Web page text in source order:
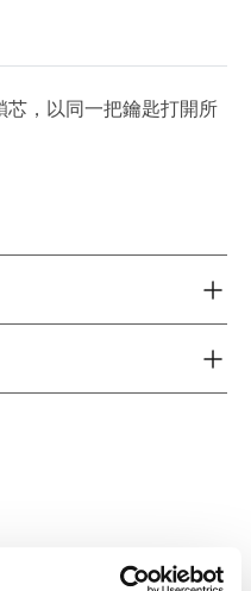
，以同一把鑰匙打開所